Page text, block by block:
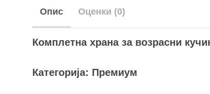
Опис Оценки (0)
Комплетна храна за возрасни
Категорија: Премиум